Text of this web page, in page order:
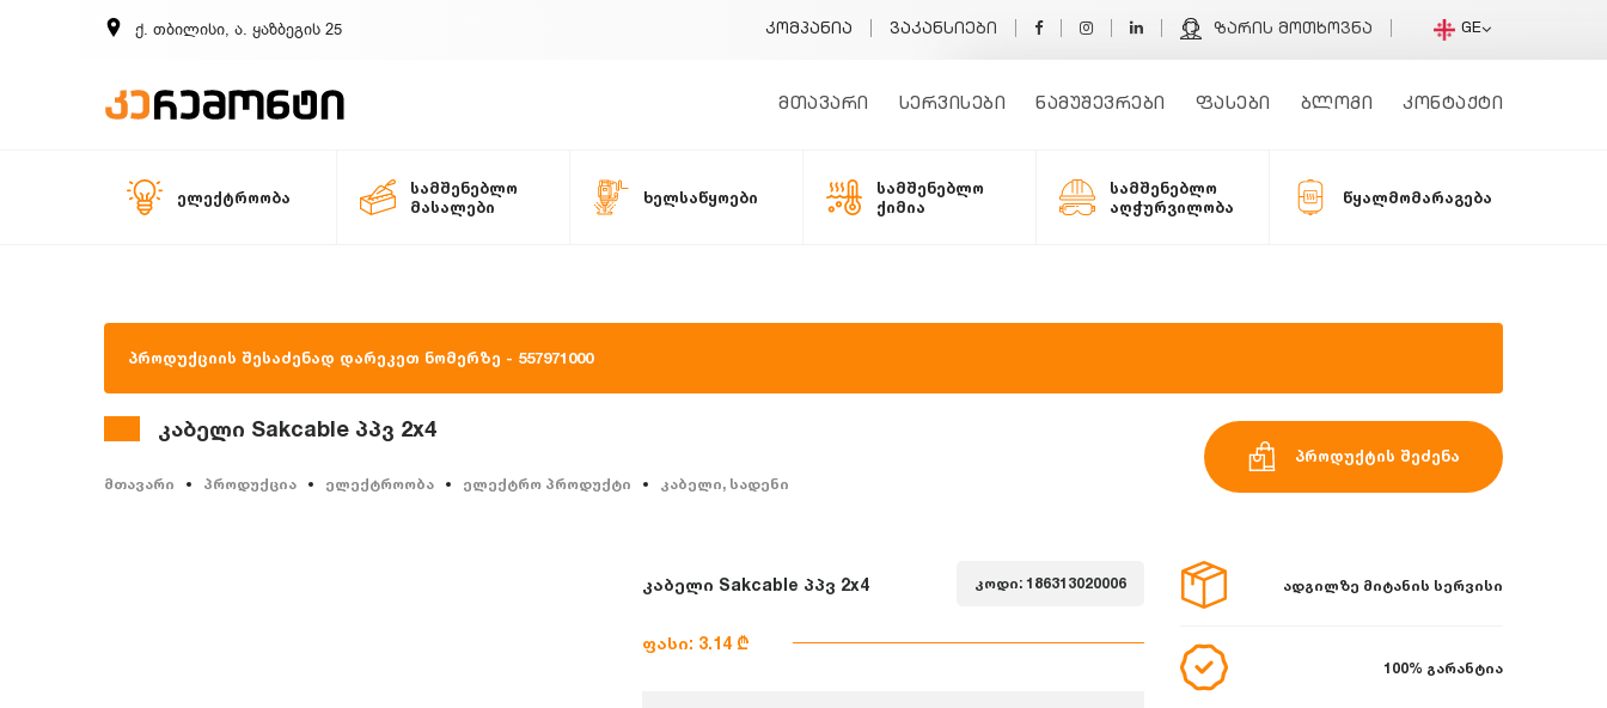
ქ. თბილისი, ა. ყაზბეგის 25 კომპანია ვაკანსიები ზარის მოთხოვნა GE
მთავარი სერვისები ნამუშევრები ფასები ბლოგი კონტაქტი
ელექტროობა
სამშენებლო
მასალები
ხელსაწყოები
სამშენებლო
ქიმია
სამშენებლო
აღჭურვილობა
წყალმომარაგება
პროდუქციის შესაძენად დარეკეთ ნომერზე - 557971000
კაბელი Sakcable პპვ 2x4
მთავარი პროდუქცია ელექტროობა ელექტრო პროდუქტი კაბელი, სადენი
პროდუქტის შეძენა
კაბელი Sakcable პპვ 2x4 კოდი: 186313020006
ფასი: 3.14 ₾
ადგილზე მიტანის სერვისი
100% გარანტია